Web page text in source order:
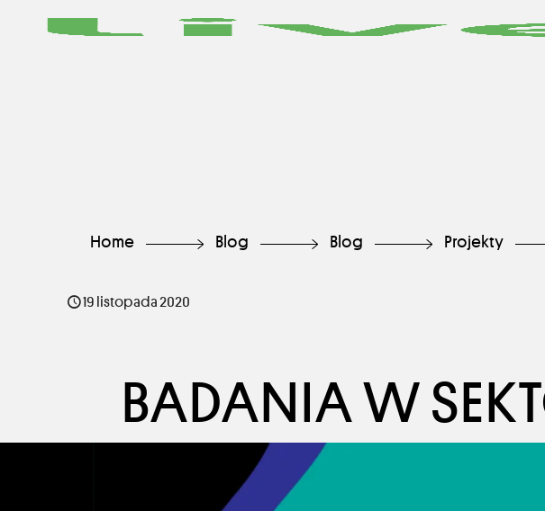
Home Blog Blog Projekty
19 listopada 2020
BADANIA W